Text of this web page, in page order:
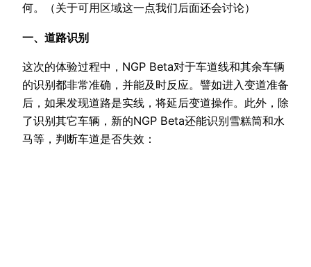
何。（关于可用区域这一点我们后面还会讨论）
一、道路识别
这次的体验过程中，NGP Beta对于车道线和其余车辆
的识别都非常准确，并能及时反应。譬如进入变道准备
后，如果发现道路是实线，将延后变道操作。此外，除
了识别其它车辆，新的NGP Beta还能识别雪糕筒和水
马等，判断车道是否失效：